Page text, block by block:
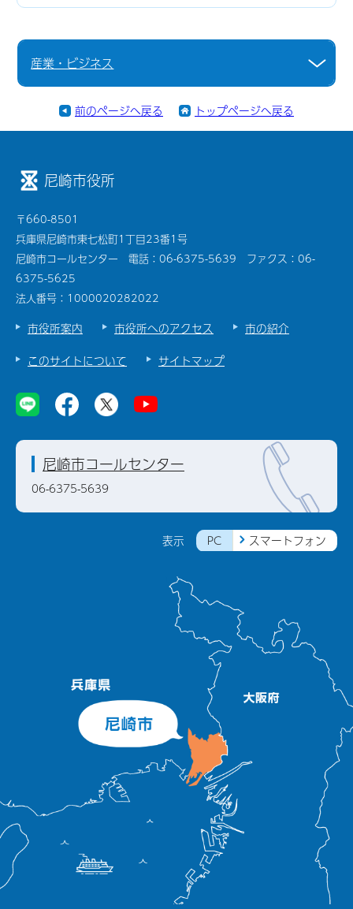
産業・ビジネス
前のページへ戻る トップページへ戻る
尼崎市役所
〒660-8501
兵庫県尼崎市東七松町1丁目23番1号
尼崎市コールセンター 電話：06-6375-5639 ファクス：06-
6375-5625
法人番号：1000020282022
市役所案内 市役所へのアクセス
市の紹介
このサイトについて
サイトマップ
表示 PC スマートフォン
尼崎市コールセンター
06-6375-5639